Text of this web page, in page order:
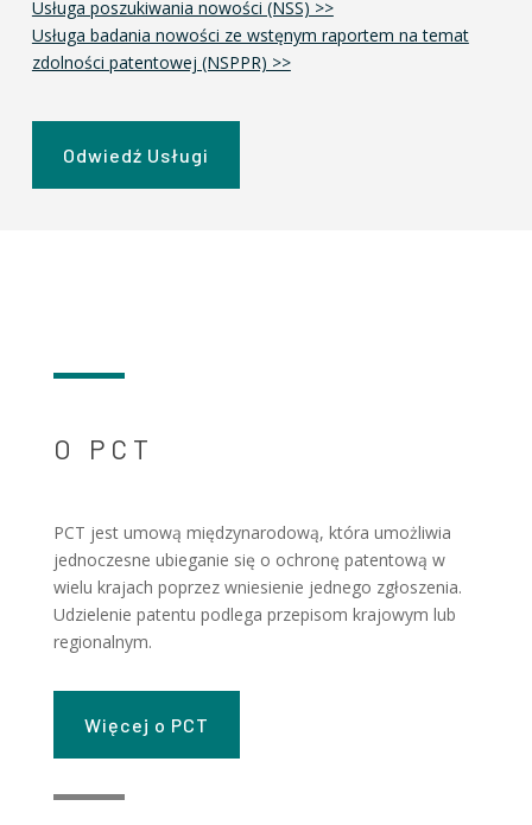
Usługa poszukiwania nowości (NSS) >>
Usługa badania nowości ze wstęnym raportem na temat
zdolności patentowej (NSPPR) >>
Odwiedź Usługi
O PCT
PCT jest umową międzynarodową, która umożliwia
jednoczesne ubieganie się o ochronę patentową w
wielu krajach poprzez wniesienie jednego zgłoszenia.
Udzielenie patentu podlega przepisom krajowym lub
regionalnym.
Więcej o PCT